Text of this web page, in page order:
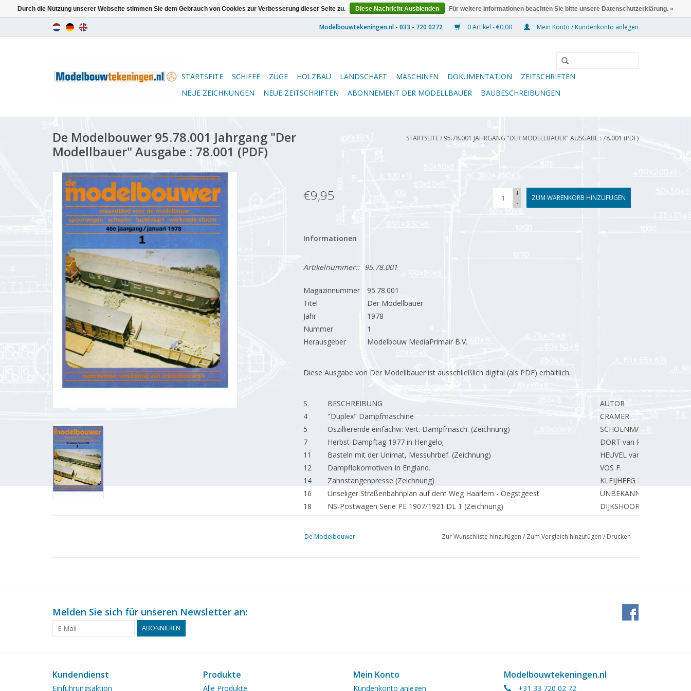
0 Artikel - €0,00 Mein Konto / Kundenkonto anlegen
STARTSEITE SCHIFFE ZÜGE HOLZBAU LANDSCHAFT MASCHINEN DOKUMENTATION
ZEITSCHRIFTEN
NEUE ZEICHNUNGEN
NEUE ZEITSCHRIFTEN ABONNEMENT DER MODELLBAUER BAUBESCHREIBUNGEN
De Modelbouwer 95.78.001 Jahrgang "Der
Modellbauer" Ausgabe : 78.001 (PDF)
STARTSEITE/ 95.78.001 JAHRGANG "DER MODELLBAUER" AUSGABE : 78.001 (PDF)
€9,95
+
-
ZUM WARENKORB HINZUFÜGEN
Informationen
Artikelnummer:: 95.78.001
Magazinnummer
95.78.001
Titel
Der Modellbauer
Jahr
1978
Nummer
1
Herausgeber
Modelbouw MediaPrimair B.V.
Diese Ausgabe von Der Modellbauer ist ausschließlich digital (als PDF) erhältlich.
S. BESCHREIBUNG
AUTOR
4
"Duplex" Dampfmaschine
CRAMER
5
Oszillierende einfachw. Vert. Dampfmasch. (Zeichnung)
SCHOENMAKERS A.
7
Herbst-Dampftag 1977 in Hengelo;
DORT van R.
11
Basteln mit der Unimat, Messuhrbef. (Zeichnung)
HEUVEL van den T.
12
Dampflokomotiven In England.
VOS F.
14
Zahnstangenpresse (Zeichnung)
KLEIJHEEG L.
16
Unseliger Straßenbahnplan auf dem Weg Haarlem - Oegstgeest
UNBEKANNT
18
NS-Postwagen Serie PE 1907/1921 DL 1 (Zeichnung)
DIJKSHOORN W.
26
Fischerboote (Zeichnung)
PLOEG J.
De Modelbouwer Zur Wunschliste hinzufügen / Zum Vergleich hinzufügen / Drucken
Melden Sie sich für unseren Newsletter an:
ABONNIEREN
Kundendienst
Einführungsaktion
Produkte
Alle Produkte
Mein Konto
Kundenkonto anlegen
Modelbouwtekeningen.nl
+31 33 720 02 72
Durch die Nutzung unserer Webseite stimmen Sie dem Gebrauch von Cookies zur Verbesserung dieser Seite zu. Diese Nachricht Ausblenden Für weitere Informationen beachten Sie bitte unsere Datenschutzerklärung. »